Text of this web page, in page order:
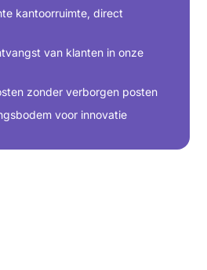
kantoorruimte, direct
van klanten in onze
zonder verborgen posten
voor innovatie